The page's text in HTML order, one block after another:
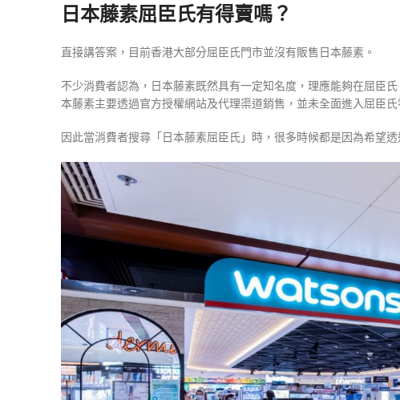
日本藤素屈臣氏有得賣嗎？
直接講答案，目前香港大部分屈臣氏門市並沒有販售日本藤素。
不少消費者認為，日本藤素既然具有一定知名度，理應能夠在屈臣
本藤素主要透過官方授權網站及代理渠道銷售，並未全面進入屈臣氏
因此當消費者搜尋「日本藤素屈臣氏」時，很多時候都是因為希望